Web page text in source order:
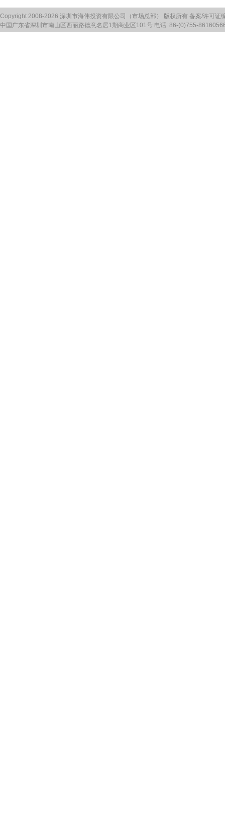
Copyright 2008-2026 深圳市海伟投资有限公司（市场总部） 版权所有 备案/许可证
中国广东省深圳市南山区西丽路德意名居1期商业区101号 电话: 86-(0)755-